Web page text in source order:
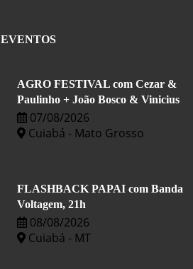
AGRO FESTIVAL com Cezar &
Paulinho + João Bosco & Vinicius
07/08/2026
Cuiabá - Mato Grosso
FLASHBACK PAPAI com Banda
Voltagem, 21h
08/08/2026
Cuiabá - MT